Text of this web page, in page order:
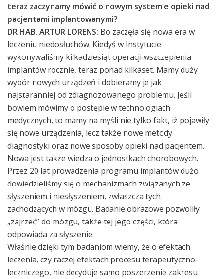
teraz zaczynamy mówić o nowym systemie opieki nad
pacjentami implantowanymi?
DR HAB. ARTUR LORENS: Bo zaczęła się nowa era w
leczeniu niedosłuchów. Kiedyś w Instytucie
wykonywaliśmy kilkadziesiąt operacji wszczepienia
implantów rocznie, teraz ponad kilkaset. Mamy duży
wybór nowych urządzeń i dobieramy je jak
najstaranniej od zdiagnozowanego problemu. Jeśli
bowiem mówimy o postępie w technologiach
medycznych, to mamy na myśli nie tylko fakt, iż pojawiły
się nowe urządzenia, lecz także nowe metody
diagnostyki oraz nowe sposoby opieki nad pacjentem.
Nowa jest także wiedza o jednostkach chorobowych.
Przez 20 lat prowadzenia programu implantów dużo
dowiedzieliśmy się o mechanizmach związanych ze
słyszeniem i niesłyszeniem, zwłaszcza tych
zachodzących w mózgu. Badanie obrazowe pozwoliły
„zajrzeć” do mózgu, także tej jego części, która
odpowiada za słyszenie.
Właśnie dzięki tym badaniom wiemy, że o efektach
leczenia, czy raczej efektach procesu terapeutyczno-
leczniczego, nie decyduje samo poszerzenie zakresu